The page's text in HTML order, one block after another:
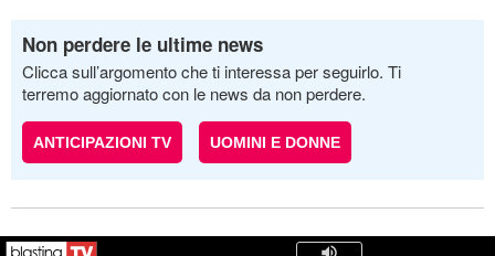
Non perdere le ultime news
Clicca sull’argomento che ti interessa per seguirlo. Ti
terremo aggiornato con le news da non perdere.
ANTICIPAZIONI TV UOMINI E DONNE